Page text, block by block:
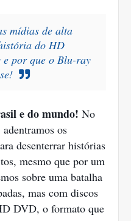
mídias de alta
do HD
e por que o Blu-ray
e do mundo! No
adentramos os
desenterrar histórias
mesmo que por um
sobre uma batalha
mas com discos
DVD, o formato que